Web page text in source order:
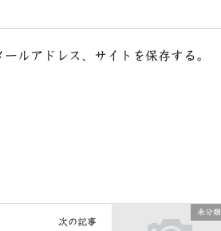
ルアドレス、サイトを保存する。
未分類
次の記事